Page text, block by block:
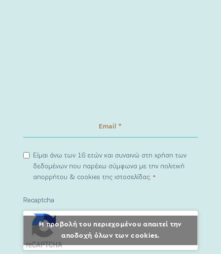
Είμαι άνω των 16 ετών και συναινώ στη χρήση των
δεδομένων που παρέχω σύμφωνα με την πολιτική
απορρήτου & cookies της ιστοσελίδας.*
Recaptcha
Η προβολή του περιεχομένου απαιτεί την
αποδοχή όλων των cookies.